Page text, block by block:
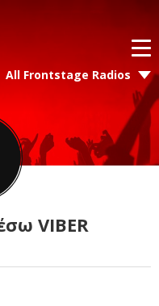
All Frontstage Radios
VIBER